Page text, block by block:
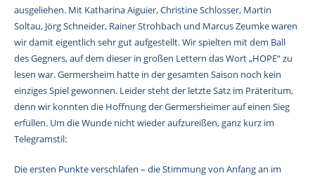
ausgeliehen. Mit Katharina Aiguier, Christine Schlosser, Martin
Soltau, Jörg Schneider, Rainer Strohbach und Marcus Zeumke waren
wir damit eigentlich sehr gut aufgestellt. Wir spielten mit dem Ball
des Gegners, auf dem dieser in großen Lettern das Wort „HOPE“ zu
lesen war. Germersheim hatte in der gesamten Saison noch kein
einziges Spiel gewonnen. Leider steht der letzte Satz im Präteritum,
denn wir konnten die Hoffnung der Germersheimer auf einen Sieg
erfüllen. Um die Wunde nicht wieder aufzureißen, ganz kurz im
Telegramstil:
Die ersten Punkte verschlafen – die Stimmung von Anfang an im